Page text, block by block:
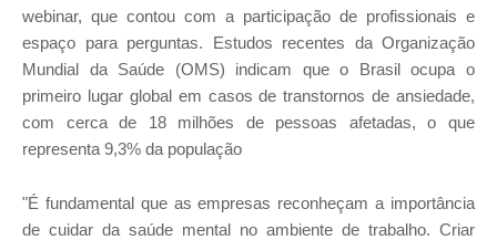
webinar, que contou com a participação de profissionais e
espaço para perguntas. Estudos recentes da Organização
Mundial da Saúde (OMS) indicam que o Brasil ocupa o
primeiro lugar global em casos de transtornos de ansiedade,
com cerca de 18 milhões de pessoas afetadas, o que
representa 9,3% da população
"É fundamental que as empresas reconheçam a importância
de cuidar da saúde mental no ambiente de trabalho. Criar